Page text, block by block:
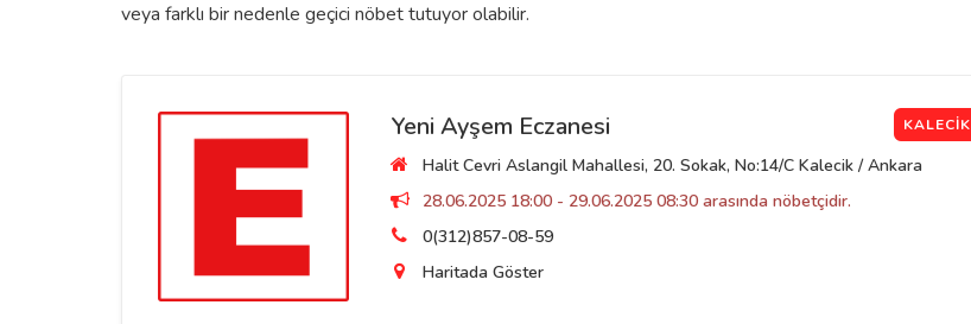
veya farklı bir nedenle geçici nöbet tutuyor olabilir.
Yeni Ayşem Eczanesi KALECIK
Halit Cevri Aslangil Mahallesi, 20. Sokak, No:14/C Kalecik / Ankara
28.06.2025 18:00 - 29.06.2025 08:30 arasında nöbetçidir.
0(312)857-08-59
Haritada Göster